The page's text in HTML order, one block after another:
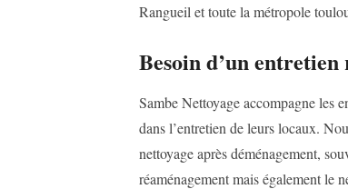
Rangueil et toute la métropole
Besoin d’un
Sambe Nettoyage accompagne les
dans l’entretien de leurs locaux.
nettoyage après déménagement,
réaménagement mais également le